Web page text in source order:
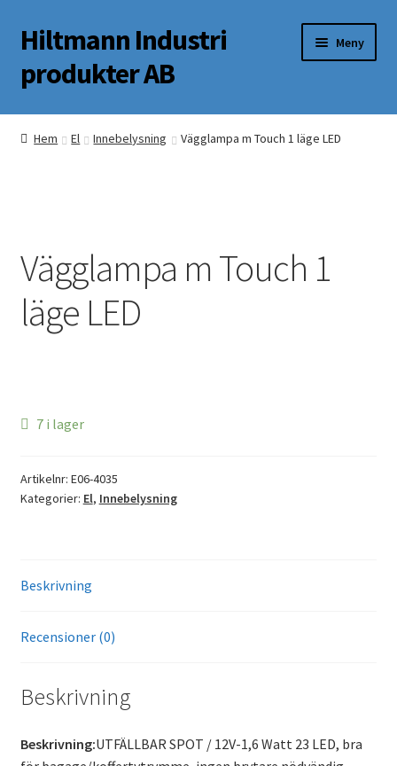
Hoppa
till
navigering
Hoppa
till
innehåll
Hiltmann Industri
produkter AB
Meny
Butik
Hem El Innebelysning Vägglampa m Touch 1 läge LED
Vägglampa m Touch 1
läge LED
7 i lager
Artikelnr: E06-4035
Kategorier: El, Innebelysning
Beskrivning
Recensioner (0)
Beskrivning
Beskrivning:UTFÄLLBAR SPOT / 12V-1,6 Watt 23 LED, bra